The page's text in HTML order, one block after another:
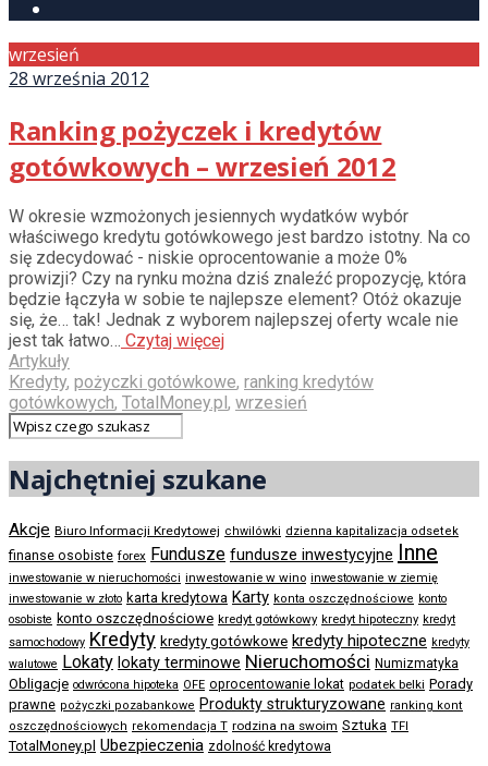
wrzesień
28 września 2012
Ranking pożyczek i kredytów
gotówkowych – wrzesień 2012
W okresie wzmożonych jesiennych wydatków wybór
właściwego kredytu gotówkowego jest bardzo istotny. Na co
się zdecydować - niskie oprocentowanie a może 0%
prowizji? Czy na rynku można dziś znaleźć propozycję, która
będzie łączyła w sobie te najlepsze element? Otóż okazuje
się, że… tak! Jednak z wyborem najlepszej oferty wcale nie
jest tak łatwo… Czytaj więcej
Artykuły
Kredyty, pożyczki gotówkowe, ranking kredytów
gotówkowych, TotalMoney.pl, wrzesień
Najchętniej szukane
Akcje Biuro Informacji Kredytowej chwilówki dzienna kapitalizacja odsetek
finanse osobiste forex Fundusze fundusze inwestycyjne Inne
inwestowanie w nieruchomości inwestowanie w wino inwestowanie w ziemię
inwestowanie w złoto karta kredytowa Karty konta oszczędnościowe konto
osobiste konto oszczędnościowe kredyt gotówkowy kredyt hipoteczny kredyt
samochodowy Kredyty kredyty gotówkowe kredyty hipoteczne kredyty
walutowe Lokaty lokaty terminowe Nieruchomości Numizmatyka
Obligacje odwrócona hipoteka OFE oprocentowanie lokat podatek belki Porady
prawne pożyczki pozabankowe Produkty strukturyzowane ranking kont
oszczędnościowych rekomendacja T rodzina na swoim Sztuka TFI
TotalMoney.pl Ubezpieczenia zdolność kredytowa